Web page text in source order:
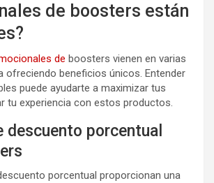
de boosters están
de boosters vienen en varias
ofreciendo beneficios únicos. Entender
puede ayudarte a maximizar tus
tu experiencia con estos productos.
descuento porcentual
porcentual proporcionan una